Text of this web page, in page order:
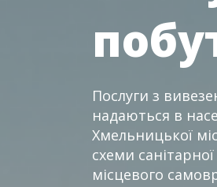
Послуги з
надаються в
Хмельницької
схеми
місцевого